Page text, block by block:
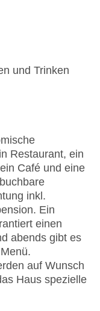
4
Diners Club,
Restaurant, ein
Café und eine
inkl.
Ein
einen
abends gibt es
auf Wunsch
Haus spezielle